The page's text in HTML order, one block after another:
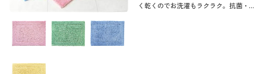
く乾くのでお洗濯もラクラク。抗菌・防